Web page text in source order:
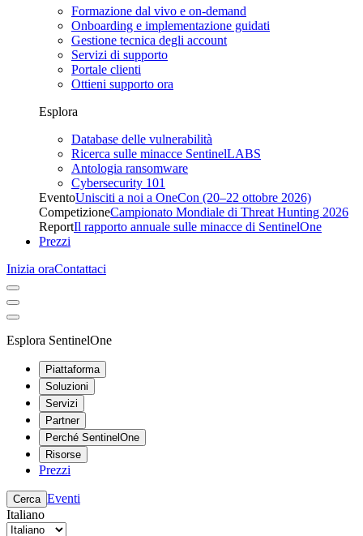
Formazione dal vivo e on-demand
Onboarding e implementazione guidati
Gestione tecnica degli account
Servizi di supporto
Portale clienti
Ottieni supporto ora
Esplora
Database delle vulnerabilità
Ricerca sulle minacce SentinelLABS
Antologia ransomware
Cybersecurity 101
EventoUnisciti a noi a OneCon (20–22 ottobre 2026)
CompetizioneCampionato Mondiale di Threat Hunting 2026
ReportIl rapporto annuale sulle minacce di SentinelOne
Prezzi
Inizia oraContattaci
Esplora SentinelOne
Piattaforma
Soluzioni
Servizi
Partner
Perché SentinelOne
Risorse
Prezzi
Cerca Eventi
Italiano